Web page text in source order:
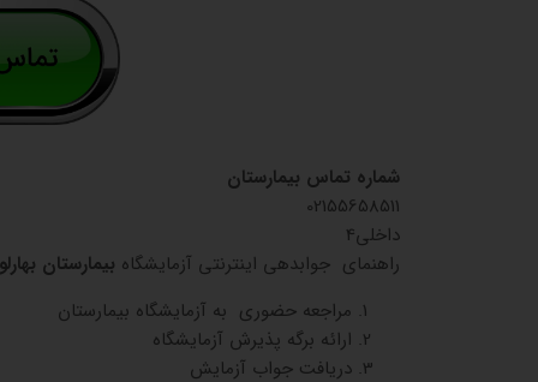
شماره تماس بیمارستان
02155658511
داخلی4
راهنمای جوابدهی اینترنتی آزمایشگاه بیمارستان بهارلو
مراجعه حضوری به آزمایشگاه بیمارستان
ارائه برگه پذیرش آزمایشگاه
دریافت جواب آزمایش